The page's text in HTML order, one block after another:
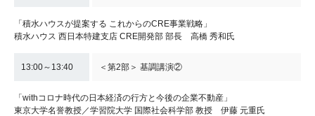
「積水ハウスが提案する これからのCRE事業戦略」
積水ハウス 西日本特建支店 CRE開発部 部長 高橋 秀和氏
13:00～13:40 ＜第2部＞ 基調講演②
「withコロナ時代の日本経済の行方と今後の企業不動産」
東京大学名誉教授／学習院大学 国際社会科学部 教授 伊藤 元重氏